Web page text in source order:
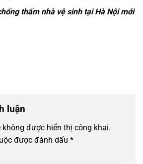
thấm nhà vệ sinh tại Hà Nội mới
luận
không được hiển thị công khai.
được đánh dấu *